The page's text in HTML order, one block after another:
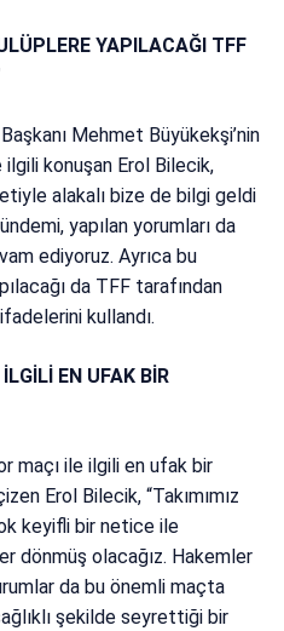
YAPILACAĞI TFF
Mehmet Büyükekşi’nin
konuşan Erol Bilecik,
alakalı bize de bilgi geldi
yapılan yorumları da
ediyoruz. Ayrıca bu
da TFF tarafından
kullandı.
EN UFAK BİR
maçı ile ilgili en ufak bir
Erol Bilecik, “Takımımız
keyifli bir netice ile
dönmüş olacağız. Hakemler
da bu önemli maçta
şekilde seyrettiği bir